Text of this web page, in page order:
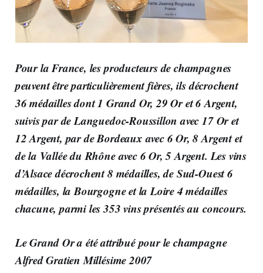
Pour la France, les producteurs de champagnes
peuvent être particulièrement fières, ils décrochent
36 médailles dont 1 Grand Or, 29 Or et 6 Argent,
suivis par de Languedoc-Roussillon avec 17 Or et
12 Argent, par de Bordeaux avec 6 Or, 8 Argent et
de la Vallée du Rhône avec 6 Or, 5 Argent. Les vins
d’Alsace décrochent 8 médailles, de Sud-Ouest 6
médailles, la Bourgogne et la Loire 4 médailles
chacune, parmi les 353 vins présentés au concours.
Le Grand Or a été attribué pour lechampagne
Alfred Gratien Millésime 2007